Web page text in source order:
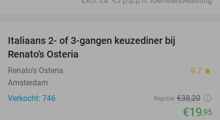
Italiaans 2- of 3-gangen keuzediner bij
Renato's Osteria
Renato's Osteria 9.7 star
Amsterdam
Verkocht: 746
Regulier €38,20
€19,95